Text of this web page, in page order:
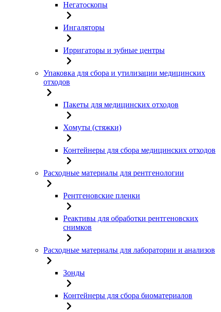
Негатоскопы
Ингаляторы
Ирригаторы и зубные центры
Упаковка для сбора и утилизации медицинских
отходов
Пакеты для медицинских отходов
Хомуты (стяжки)
Контейнеры для сбора медицинских отходов
Расходные материалы для рентгенологии
Рентгеновские пленки
Реактивы для обработки рентгеновских
снимков
Расходные материалы для лаборатории и анализов
Зонды
Контейнеры для сбора биоматериалов